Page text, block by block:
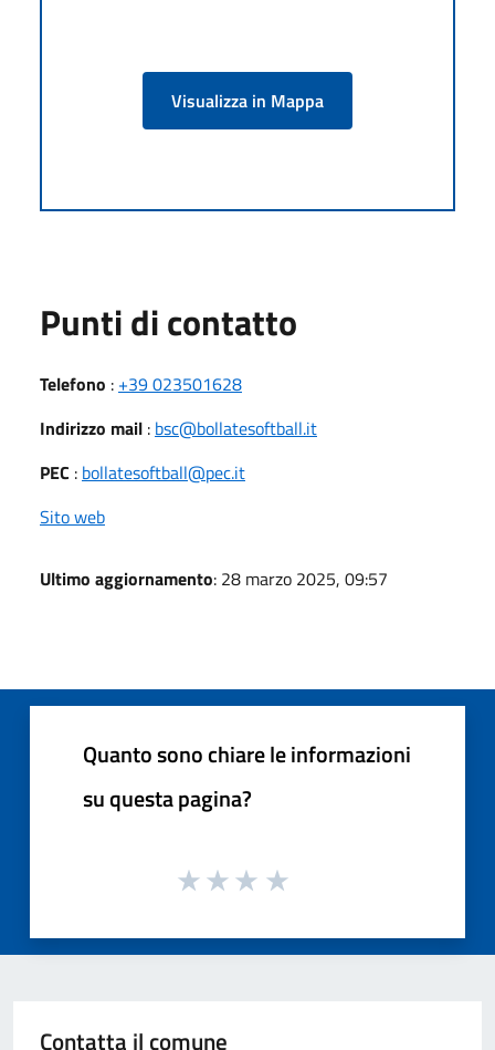
Visualizza in Mappa
Punti di contatto
Telefono : +39 023501628
Indirizzo mail : bsc@bollatesoftball.it
PEC : bollatesoftball@pec.it
Sito web
Ultimo aggiornamento: 28 marzo 2025, 09:57
Quanto sono chiare le informazioni
su questa pagina?
Contatta il comune